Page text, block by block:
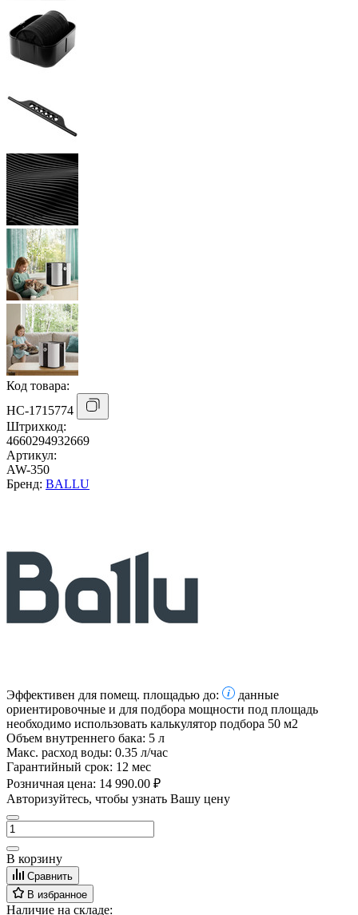
Код товара:
НС-1715774
Штрихкод:
4660294932669
Артикул:
AW-350
Бренд: BALLU
Эффективен для помещ. площадью до:
данные
ориентировочные и для подбора мощности под площадь
необходимо использовать калькулятор подбора 50 м2
Объем внутреннего бака: 5 л
Макс. расход воды: 0.35 л/час
Гарантийный срок: 12 мес
Розничная цена: 14 990.00 ₽
Авторизуйтесь, чтобы узнать Вашу цену
В корзину
Сравнить
В избранное
Наличие на складе: